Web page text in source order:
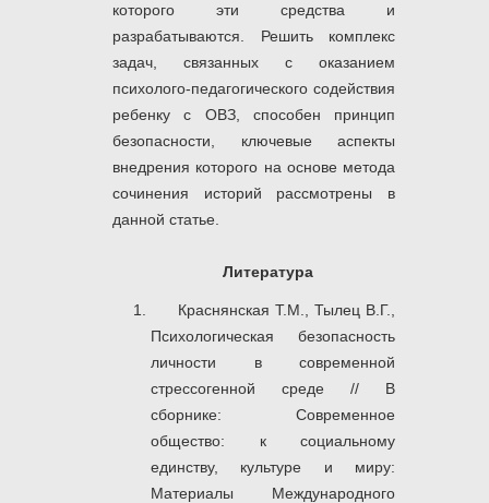
которого эти средства и
разрабатываются. Решить комплекс
задач, связанных с оказанием
психолого-педагогического содействия
ребенку с ОВЗ, способен принцип
безопасности, ключевые аспекты
внедрения которого на основе метода
сочинения историй рассмотрены в
данной статье.
Литература
Краснянская Т.М., Тылец В.Г.,
Психологическая безопасность
личности в современной
стрессогенной среде // В
сборнике: Современное
общество: к социальному
единству, культуре и миру:
Материалы Международного